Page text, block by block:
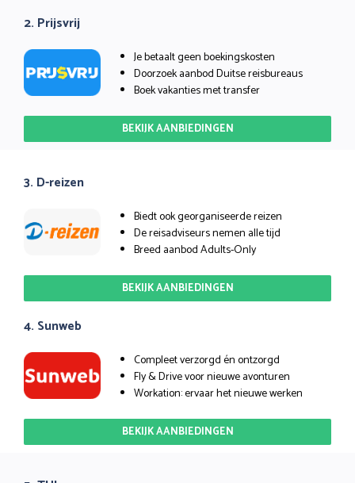
2. Prijsvrij
Je betaalt geen boekingskosten
Doorzoek aanbod Duitse reisbureaus
Boek vakanties met transfer
BEKIJK AANBIEDINGEN
3. D-reizen
Biedt ook georganiseerde reizen
De reisadviseurs nemen alle tijd
Breed aanbod Adults-Only
BEKIJK AANBIEDINGEN
4. Sunweb
Compleet verzorgd én ontzorgd
Fly & Drive voor nieuwe avonturen
Workation: ervaar het nieuwe werken
BEKIJK AANBIEDINGEN